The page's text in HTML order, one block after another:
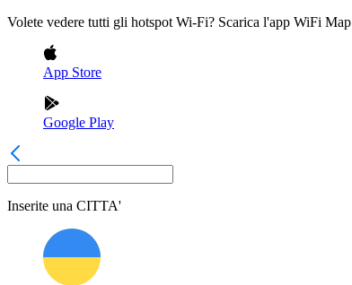
Volete vedere tutti gli hotspot Wi-Fi? Scarica l'app WiFi Map
App Store
Google Play
Inserite una CITTA'